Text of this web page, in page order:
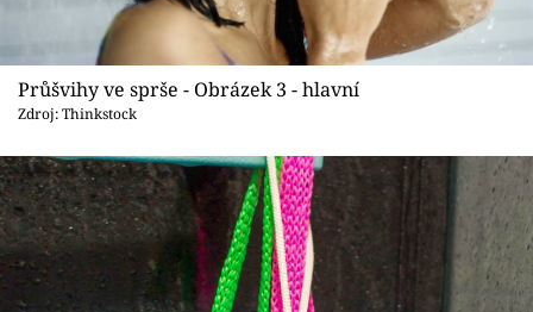
Průšvihy ve sprše - Obrázek 3 - hlavní
Zdroj: Thinkstock